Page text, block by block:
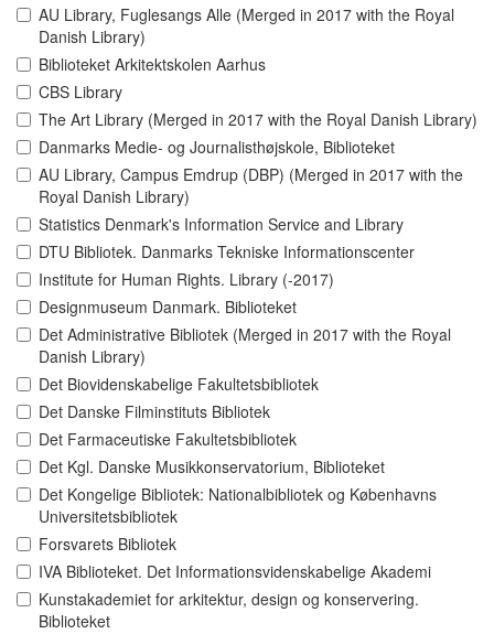
AU Library, Fuglesangs Alle (Merged in 2017 with the Royal
Danish Library)
Biblioteket Arkitektskolen Aarhus
CBS Library
The Art Library (Merged in 2017 with the Royal Danish Library)
Danmarks Medie- og Journalisthøjskole, Biblioteket
AU Library, Campus Emdrup (DBP) (Merged in 2017 with the
Royal Danish Library)
Statistics Denmark's Information Service and Library
DTU Bibliotek. Danmarks Tekniske Informationscenter
Institute for Human Rights. Library (-2017)
Designmuseum Danmark. Biblioteket
Det Administrative Bibliotek (Merged in 2017 with the Royal
Danish Library)
Det Biovidenskabelige Fakultetsbibliotek
Det Danske Filminstituts Bibliotek
Det Farmaceutiske Fakultetsbibliotek
Det Kgl. Danske Musikkonservatorium, Biblioteket
Det Kongelige Bibliotek: Nationalbibliotek og Københavns
Universitetsbibliotek
Forsvarets Bibliotek
IVA Biblioteket. Det Informationsvidenskabelige Akademi
Kunstakademiet for arkitektur, design og konservering.
Biblioteket